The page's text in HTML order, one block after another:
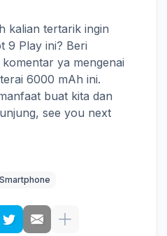
kalian tertarik ingin
9 Play ini? Beri
ya mengenai
6000 mAh ini.
buat kita dan
see you next
Smartphone